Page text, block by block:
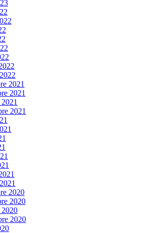
2021
2021
2021
2020
2020
2020
2020